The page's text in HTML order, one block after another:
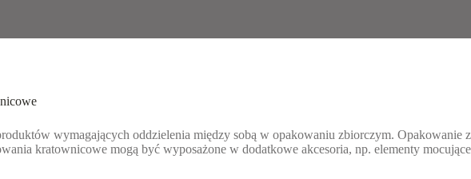
wymagających oddzielenia między sobą w opakowaniu zbiorczym. Opakowanie z
kratownicowe mogą być wyposażone w dodatkowe akcesoria, np. elementy mocujące